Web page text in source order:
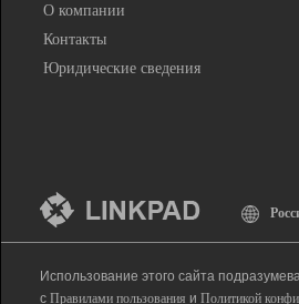
О компании
Контакты
Юридические сведения
Использование этого сайта
с Правилами пользования и Политикой